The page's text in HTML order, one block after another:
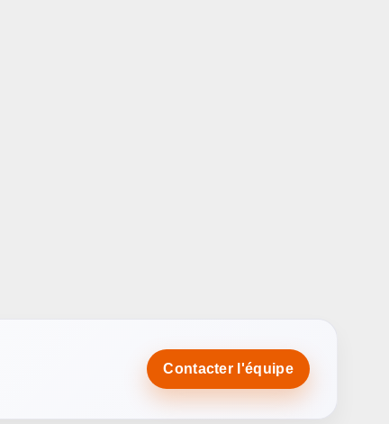
Contacter l'équipe